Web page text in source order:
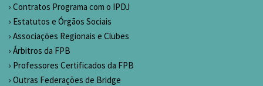
Contratos Programa com o IPDJ
Estatutos e Órgãos Sociais
Associações Regionais e Clubes
Árbitros da FPB
Professores Certificados da FPB
Outras Federações de Bridge